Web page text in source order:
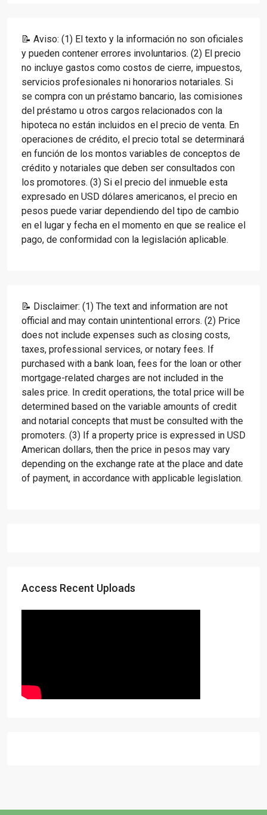
📝 Aviso: (1) El texto y la información no son oficiales
y pueden contener errores involuntarios. (2) El precio
no incluye gastos como costos de cierre, impuestos,
servicios profesionales ni honorarios notariales. Si
se compra con un préstamo bancario, las comisiones
del préstamo u otros cargos relacionados con la
hipoteca no están incluidos en el precio de venta. En
operaciones de crédito, el precio total se determinará
en función de los montos variables de conceptos de
crédito y notariales que deben ser consultados con
los promotores. (3) Si el precio del inmueble esta
expresado en USD dólares americanos, el precio en
pesos puede variar dependiendo del tipo de cambio
en el lugar y fecha en el momento en que se realice el
pago, de conformidad con la legislación aplicable.
📝 Disclaimer: (1) The text and information are not
official and may contain unintentional errors. (2) Price
does not include expenses such as closing costs,
taxes, professional services, or notary fees. If
purchased with a bank loan, fees for the loan or other
mortgage-related charges are not included in the
sales price. In credit operations, the total price will be
determined based on the variable amounts of credit
and notarial concepts that must be consulted with the
promoters. (3) If a property price is expressed in USD
American dollars, then the price in pesos may vary
depending on the exchange rate at the place and date
of payment, in accordance with applicable legislation.
Access Recent Uploads